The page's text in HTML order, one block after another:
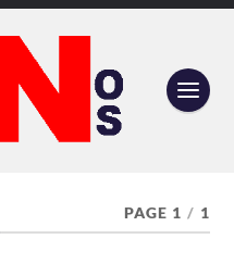
PAGE 1 / 1